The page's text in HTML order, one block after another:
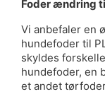
Foder ændring
Vi anbefaler en
hundefoder til
skyldes
hundefoder, en
et andet